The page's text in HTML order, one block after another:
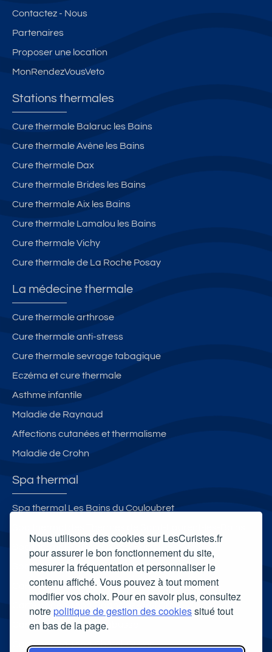
Nous utilisons des cookies sur LesCuristes.fr
pour assurer le bon fonctionnement du site,
mesurer la fréquentation et personnaliser le
contenu affiché. Vous pouvez à tout moment
modifier vos choix. Pour en savoir plus, consultez
notrepolitique de gestion des cookiessitué tout
en bas de la page.
Contactez - Nous
Partenaires
Proposer une location
MonRendezVousVeto
Stations thermales
Cure thermale Balaruc les Bains
Cure thermale Avène les Bains
Cure thermale Dax
Cure thermale Brides les Bains
Cure thermale Aix les Bains
Cure thermale Lamalou les Bains
Cure thermale Vichy
Cure thermale de La Roche Posay
La médecine thermale
Cure thermale arthrose
Cure thermale anti-stress
Cure thermale sevrage tabagique
Eczéma et cure thermale
Asthme infantile
Maladie de Raynaud
Affections cutanées et thermalisme
Maladie de Crohn
Spa thermal
Spa thermal Les Bains du Couloubret
Spa Thermal Chevalley d'Aix-les-Bains
Carte cadeau spa Vichy
Carte cadeau spa Bagnoles-de-l'Orne
Carte cadeau spa Saubusse
Carte cadeau spa Châtel-Guyon